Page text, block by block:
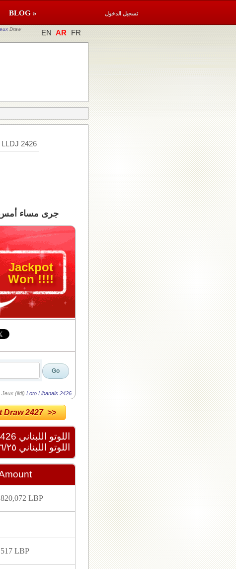
BLOG » تسجيل الدخول
Draw
EN AR FR
LLDJ 2426
جرى مساء أمس سحب اللوتو
Jackpot
Won !!!!
Jeux (lldj) Loto Libanais 2426
2427 >>
اللوتو اللبناني 2426
اللوتو اللبناني ٢٠٢٦/٠٦/٢٥
LBP
LBP